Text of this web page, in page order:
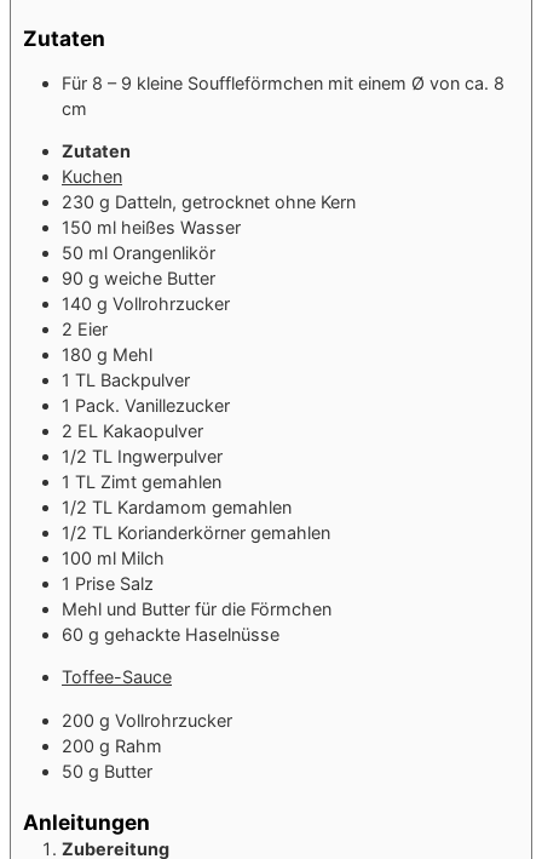
Zutaten
Für 8 – 9 kleine Souffleförmchen mit einem Ø von ca. 8
cm
Zutaten
Kuchen
230 g Datteln, getrocknet ohne Kern
150 ml heißes Wasser
50 ml Orangenlikör
90 g weiche Butter
140 g Vollrohrzucker
2 Eier
180 g Mehl
1 TL Backpulver
1 Pack. Vanillezucker
2 EL Kakaopulver
1/2 TL Ingwerpulver
1 TL Zimt gemahlen
1/2 TL Kardamom gemahlen
1/2 TL Korianderkörner gemahlen
100 ml Milch
1 Prise Salz
Mehl und Butter für die Förmchen
60 g gehackte Haselnüsse
Toffee-Sauce
200 g Vollrohrzucker
200 g Rahm
50 g Butter
Anleitungen
Zubereitung